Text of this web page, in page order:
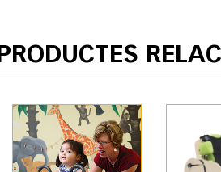
PRODUCTES